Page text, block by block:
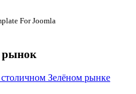
For Joomla
рынок
Зелёном рынке